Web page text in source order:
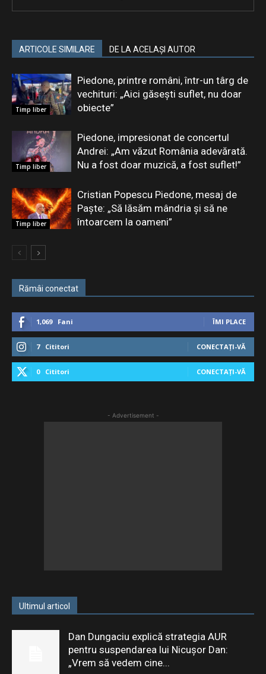
ARTICOLE SIMILARE DE LA ACELAȘI AUTOR
Timp liber
Piedone, printre români, într-un târg de
vechituri: „Aici găsești suflet, nu doar
obiecte”
Timp liber
Piedone, impresionat de concertul
Andrei: „Am văzut România adevărată.
Nu a fost doar muzică, a fost suflet!”
Timp liber
Cristian Popescu Piedone, mesaj de
Paște: „Să lăsăm mândria și să ne
întoarcem la oameni”
Rămâi conectat
1,069 Fani ÎMI PLACE
7 Cititori CONECTAȚI-VĂ
0 Cititori CONECTAȚI-VĂ
- Advertisement -
Ultimul articol
Dan Dungaciu explică strategia AUR
pentru suspendarea lui Nicușor Dan:
„Vrem să vedem cine...